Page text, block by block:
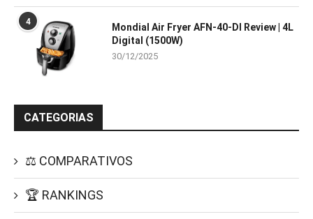
4
Mondial Air Fryer AFN-40-DI Review | 4L
Digital (1500W)
30/12/2025
CATEGORIAS
⚖️ COMPARATIVOS
🏆 RANKINGS